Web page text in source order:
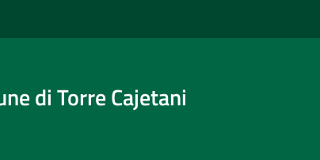
di Torre Cajetani